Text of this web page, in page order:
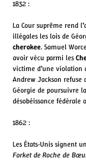
1832 :
La Cour suprême rend
illégales les lois de
cherokee. Samuel
avoir vécu parmi les
victime d’une violation
Andrew Jackson refuse
Géorgie de poursuivre
désobéissance fédérale
1862 :
Les États‑Unis signent
Forket de Roche de